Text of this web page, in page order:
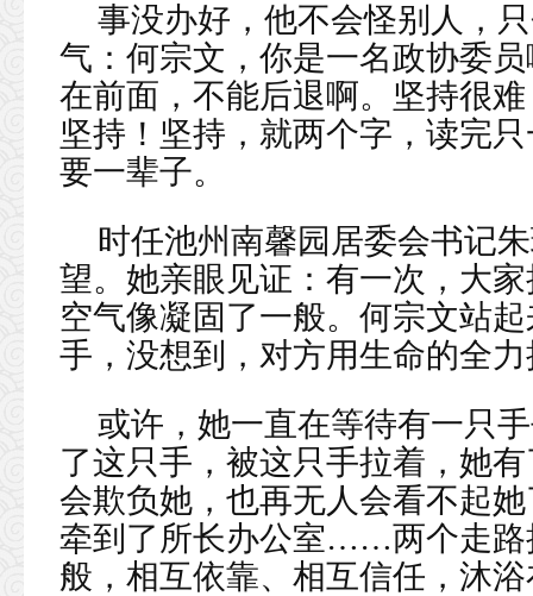
事没办好，他不会怪别人，
气：何宗文，你是一名政协委
在前面，不能后退啊。坚持很
坚持！坚持，就两个字，读完
要一辈子。
时任池州南馨园居委会书记
望。她亲眼见证：有一次，大
空气像凝固了一般。何宗文站
手，没想到，对方用生命的全
或许，她一直在等待有一只
了这只手，被这只手拉着，
会欺负她，也再无人会看不起
牵到了所长办公室……两个走路
般，相互依靠、相互信任，沐